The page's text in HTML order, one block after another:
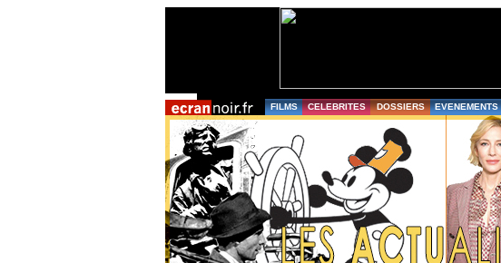
FILMS CELEBRITES DOSSIERS EVENEMENTS